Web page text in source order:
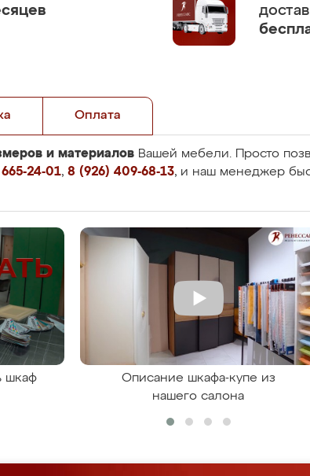
Оплата
и материалов Вашей мебели. Просто
24-01, 8 (926) 409-68-13, и наш менеджер
шкаф
Описание шкафа-купе из
нашего салона